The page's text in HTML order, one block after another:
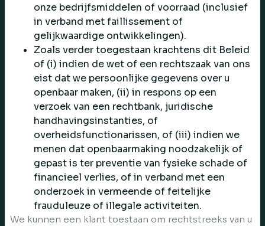
onze bedrijfsmiddelen of voorraad (inclusief
in verband met faillissement of
gelijkwaardige ontwikkelingen).
Zoals verder toegestaan krachtens dit Beleid
of (i) indien de wet of een rechtszaak van ons
eist dat we persoonlijke gegevens over u
openbaar maken, (ii) in respons op een
verzoek van een rechtbank, juridische
handhavingsinstanties, of
overheidsfunctionarissen, of (iii) indien we
menen dat openbaarmaking noodzakelijk of
gepast is ter preventie van fysieke schade of
financieel verlies, of in verband met een
onderzoek in vermeende of feitelijke
frauduleuze of illegale activiteiten.
We kunnen een klant toestaan om rechtstreeks van u